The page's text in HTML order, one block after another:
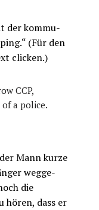
der kommu-
(Für den
clicken.)
CCP,
a police.
Mann kurze
wegge-
die
hören, dass er